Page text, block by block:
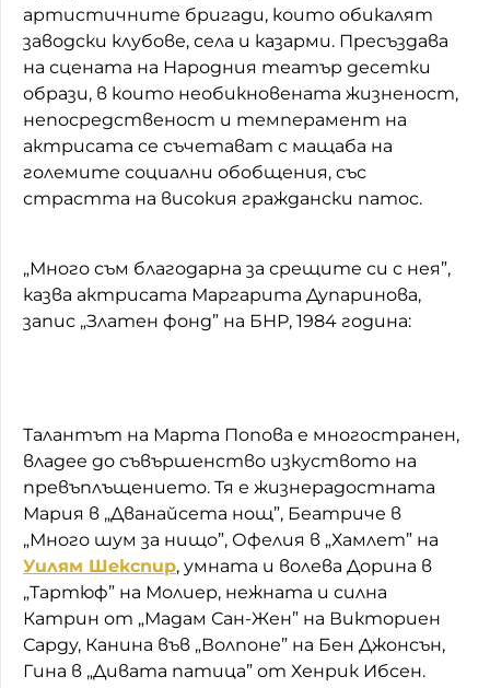
артистичните бригади, които обикалят
заводски клубове, села и казарми. Пресъздава
на сцената на Народния театър десетки
образи, в които необикновената жизненост,
непосредственост и темперамент на
актрисата се съчетават с мащаба на
големите социални обобщения, със
страстта на високия граждански патос.
„Много съм благодарна за срещите си с нея”,
казва актрисата Маргарита Дупаринова,
запис „Златен фонд” на БНР, 1984 година:
Талантът на Марта Попова е многостранен,
владее до съвършенство изкуството на
превъплъщението. Тя е жизнерадостната
Мария в „Дванайсета нощ”, Беатриче в
„Много шум за нищо”, Офелия в „Хамлет” на
Уилям Шекспир, умната и волева Дорина в
„Тартюф” на Молиер, нежната и силна
Катрин от „Мадам Сан-Жен” на Викториен
Сарду, Канина във „Волпоне” на Бен Джонсън,
Гина в „Дивата патица” от Хенрик Ибсен.